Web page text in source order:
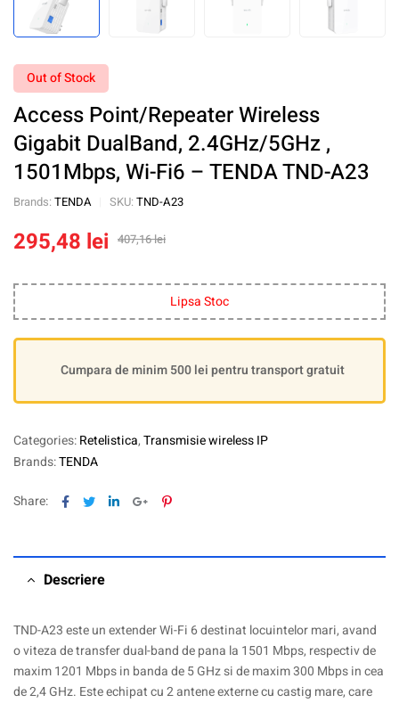
Out of Stock
Access Point/Repeater Wireless
Gigabit DualBand, 2.4GHz/5GHz ,
1501Mbps, Wi-Fi6 – TENDA TND-A23
Brands: TENDA SKU: TND-A23
407,16lei
295,48 lei
Lipsa Stoc
Cumpara de minim 500 lei pentru transport gratuit
Categories:Retelistica,Transmisie wireless IP
Brands:TENDA
Share: Facebook
TwitterLinkedinGoogle+Pinterest
Descriere
TND-A23 este un extender Wi-Fi 6 destinat locuintelor mari, avand
o viteza de transfer dual-band de pana la 1501 Mbps, respectiv de
maxim 1201 Mbps in banda de 5 GHz si de maxim 300 Mbps in cea
de 2,4 GHz. Este echipat cu 2 antene externe cu castig mare, care